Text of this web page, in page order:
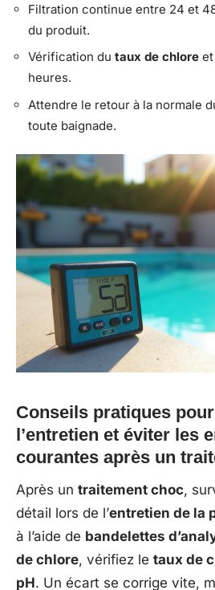
Filtration continue entre 24 et
du produit.
Vérification du taux de chlore
heures.
Attendre le retour à la normale
toute baignade.
Conseils pratiques
l’entretien et éviter les
courantes après un
Après un traitement choc,
détail lors de l’entretien de la
à l’aide de bandelettes
de chlore, vérifiez le taux de
pH. Un écart se corrige vite,